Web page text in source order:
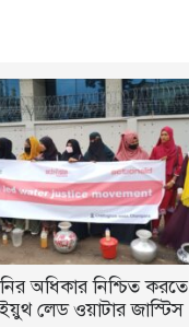
অধিকার নিশ্চিত করতে
‘ইয়ুথ লেড ওয়াটার জাস্টিস